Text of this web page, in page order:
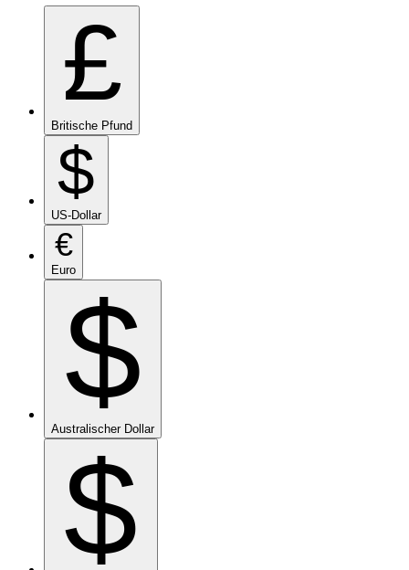
£
Britische Pfund
$
US-Dollar
€
Euro
$
Australischer Dollar
$